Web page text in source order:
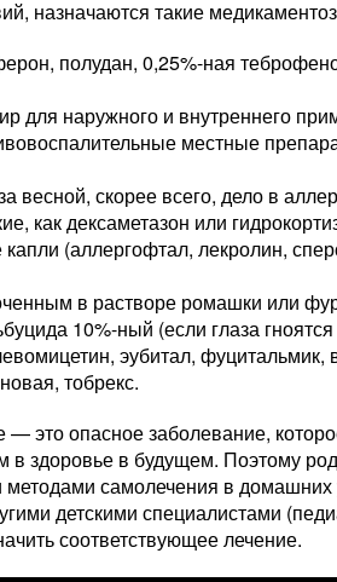
назначаются такие
полудан, 0,25%-ная
для наружного и внутреннего
местные
весной, скорее всего, дело в
как дексаметазон или
(аллергофтал, лекролин,
в растворе ромашки или
10%-ный (если глаза гноятся
эубитал, фуцитальмик,
тобрекс.
это опасное заболевание,
здоровье в будущем. Поэтому
самолечения в домашних
детскими специалистами
соответствующее лечение.